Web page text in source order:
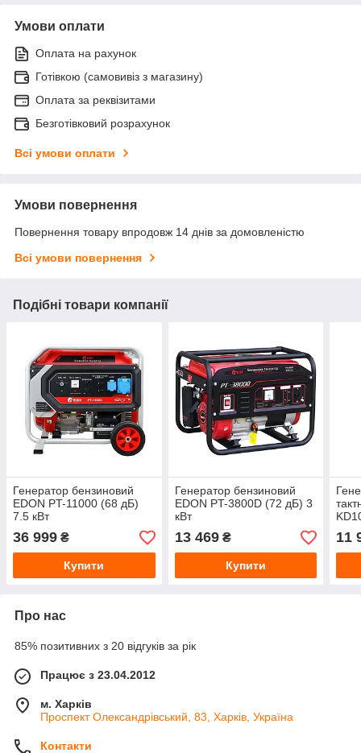
Умови оплати
Оплата на рахунок
Готівкою (самовивіз з магазину)
Оплата за реквізитами
Безготівковий розрахунок
Всі умови оплати
Умови повернення
Повернення товару впродовж 14 днів за домовленістю
Всі умови повернення
Подібні товари компанії
Генератор бензиновий
EDON PT-11000 (68 дБ)
7.5 кВт
36 999 ₴
Купити
Генератор бензиновий
EDON PT-3800D (72 дБ) 3
кВт
13 469₴
Купити
кВт
11
Про нас
85% позитивних з 20 відгуків за рік
Працює з 23.04.2012
м. Харків
Проспект Олександрівський, 83, Харків, Україна
Контакти